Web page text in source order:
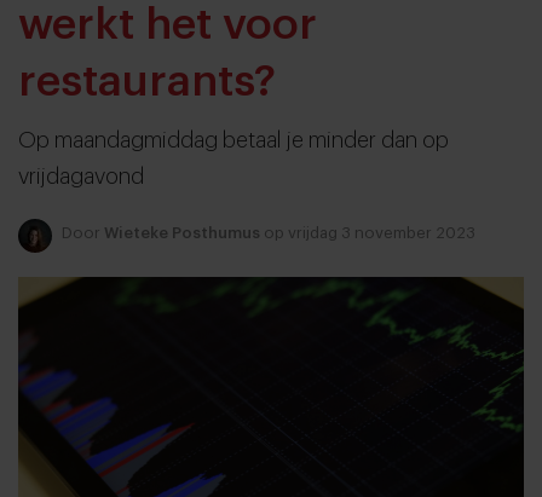
werkt het voor
restaurants?
Op maandagmiddag betaal je minder dan op
vrijdagavond
Door Wieteke Posthumus op vrijdag 3 november 2023